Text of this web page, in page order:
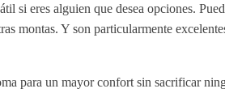
eres alguien que desea opciones.
montas. Y son particularmente
para un mayor confort sin sacrificar